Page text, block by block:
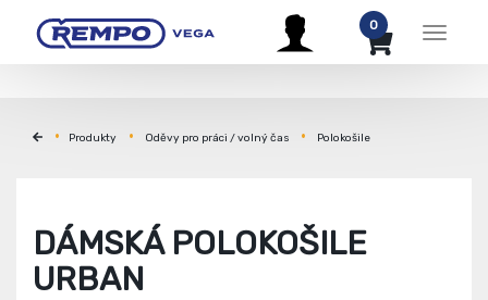
Menu
0
Produkty Oděvy pro práci / volný čas Polokošile
DÁMSKÁ POLOKOŠILE
URBAN